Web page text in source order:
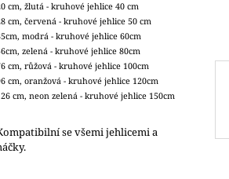
cm, žlutá - kruhové jehlice 40 cm
cm, červená - kruhové jehlice 50 cm
modrá - kruhové jehlice 60cm
zelená - kruhové jehlice 80cm
cm, růžová - kruhové jehlice 100cm
cm, oranžová - kruhové jehlice 120cm
cm, neon zelená - kruhové jehlice 150cm
se všemi jehlicemi a